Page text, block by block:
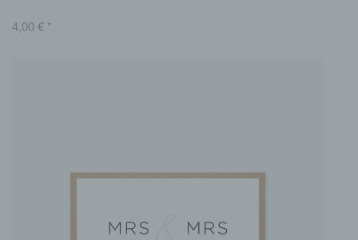
4,00€ *